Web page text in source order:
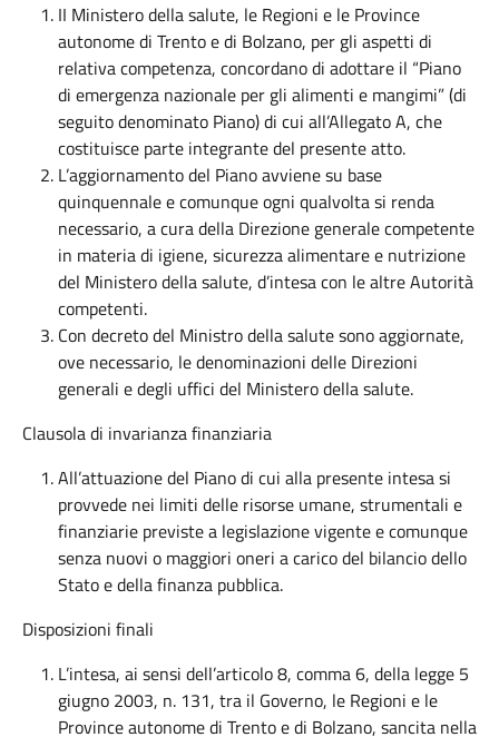
II Ministero della salute, le Regioni e le Province
autonome di Trento e di Bolzano, per gli aspetti di
relativa competenza, concordano di adottare il “Piano
di emergenza nazionale per gli alimenti e mangimi” (di
seguito denominato Piano) di cui all’Allegato A, che
costituisce parte integrante del presente atto.
L’aggiornamento del Piano avviene su base
quinquennale e comunque ogni qualvolta si renda
necessario, a cura della Direzione generale competente
in materia di igiene, sicurezza alimentare e nutrizione
del Ministero della salute, d’intesa con le altre Autorità
competenti.
Con decreto del Ministro della salute sono aggiornate,
ove necessario, le denominazioni delle Direzioni
generali e degli uffici del Ministero della salute.
Clausola di invarianza finanziaria
All’attuazione del Piano di cui alla presente intesa si
provvede nei limiti delle risorse umane, strumentali e
finanziarie previste a legislazione vigente e comunque
senza nuovi o maggiori oneri a carico del bilancio dello
Stato e della finanza pubblica.
Disposizioni finali
L’intesa, ai sensi dell’articolo 8, comma 6, della legge 5
giugno 2003, n. 131, tra il Governo, le Regioni e le
Province autonome di Trento e di Bolzano, sancita nella